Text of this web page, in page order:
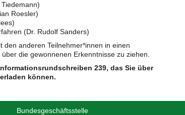
Roesler)
(Dr. Rudolf Sanders)
den anderen Teilnehmer*innen in einen
die gewonnenen Erkenntnisse zu ziehen.
239, das Sie über
können.
Bundesgeschäftsstelle